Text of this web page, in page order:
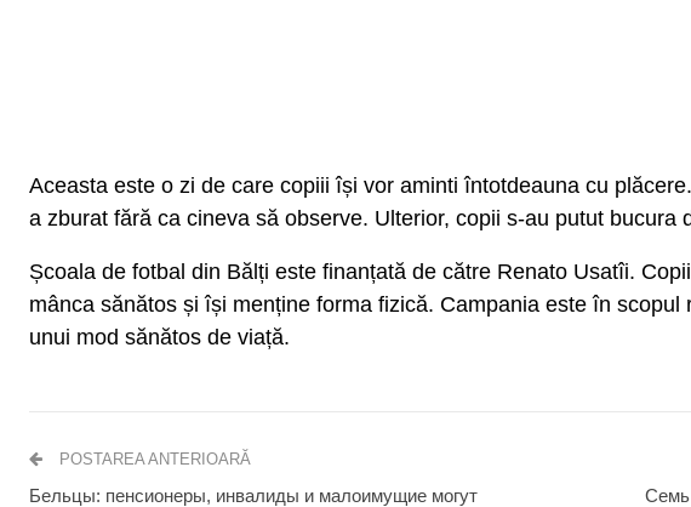
Aceasta este o zi de care copiii își vor aminti întotdeauna cu
a zburat fără ca cineva să observe. Ulterior, copii s-au putut bucura
Școala de fotbal din Bălți este finanțată de către Renato Usatîi.
mânca sănătos și își menține forma fizică. Campania este în
unui mod sănătos de viață.
POSTAREA ANTERIOARĂ
Бельцы: пенсионеры, инвалиды и малоимущие могут
Семь